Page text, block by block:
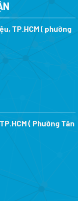
TP.HCM ( phường
( Phường Tân